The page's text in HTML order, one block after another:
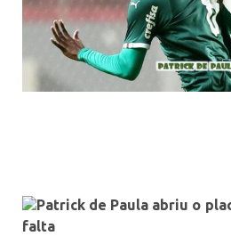
Patrick de Paula abriu o
falta